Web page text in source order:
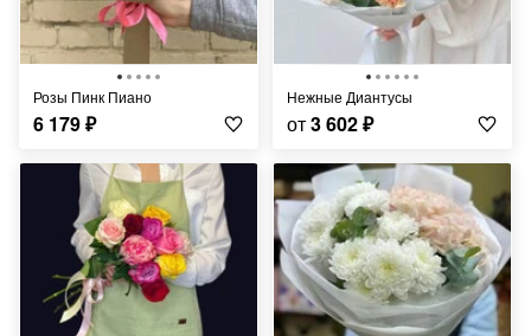
Розы Пинк Пиано
6 179₽
Нежные Диантусы
от3 602₽